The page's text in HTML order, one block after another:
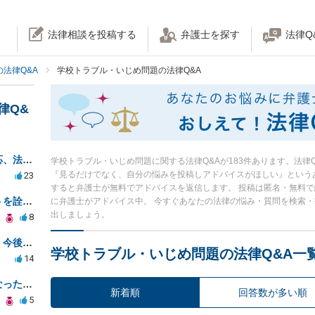
法律相談を投稿する 弁護士を探す 法律
法律Q&A 学校トラブル・いじめ問題の法律Q&A
学校トラブル・いじめ問題に関する法律Q&Aが183件あります。法
『見るだけでなく、自分の悩みを投稿しアドバイスがほしい』とい
すると弁護士が無料でアドバイスを返信します。 投稿は匿名・無料
に弁護士がアドバイス中。 今すぐあなたの法律の悩み・質問を検索
出しましょう。
学校トラブル・いじめ問題の法律Q&A一
新着順 回答数が多い順
Q&
・子供同士のトラブルと親の対応、法的助言を求める方法は？
23
大学教授が公の場でプライベートを詮索してくる行為について、訴訟できますか？
8
いじめ被害の親が脅迫罪で告訴、今後の法的リスクは？
14
現在の精神疾患の原因の１つになった＋多額の奨学金返済に追われることになった10年前の体罰について
5